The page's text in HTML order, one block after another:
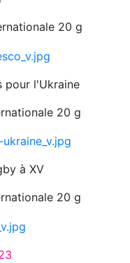
20 g
pour l'Ukraine
20 g
à XV
20 g